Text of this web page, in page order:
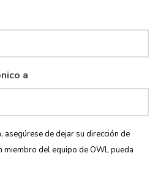
a
asegúrese de dejar su dirección de
miembro del equipo de OWL pueda